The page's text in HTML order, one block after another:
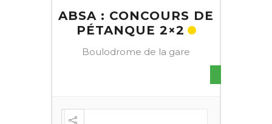
ABSA : CONCOURS DE
PÉTANQUE 2×2
Boulodrome de la gare